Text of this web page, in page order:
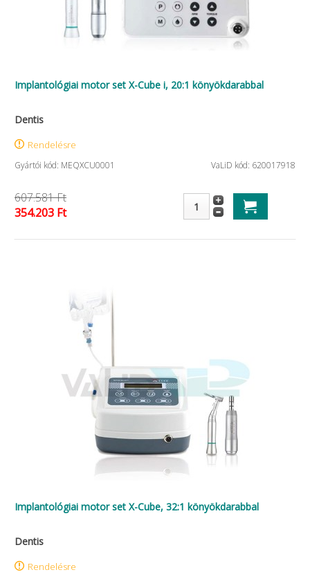
Implantológiai motor set X-Cube i, 20:1 könyökdarabbal
Dentis
Rendelésre
Gyártói kód: MEQXCU0001 VaLiD kód: 620017918
607.581 Ft
354.203 Ft
Implantológiai motor set X-Cube, 32:1 könyökdarabbal
Dentis
Rendelésre